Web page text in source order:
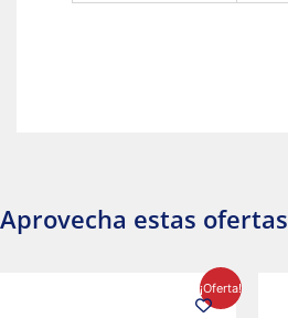
Aprovecha estas ofertas
¡Oferta!
precio